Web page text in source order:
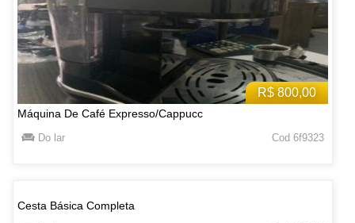
R$ 800,00
Máquina De Café Expresso/Cappucc
Do lar Cod 6f9323
Cesta Básica Completa